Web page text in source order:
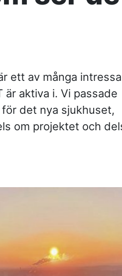
AKTUELLT
komplexa?
— Partnering i
i produktion
KONTAKT
Drottninggatan 6
ett av många
är aktiva i. Vi passade
det nya sjukhuset,
om projektet och